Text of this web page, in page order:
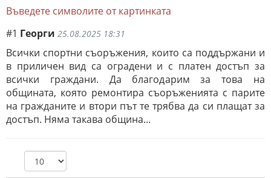
Въведете символите от картинката
#1 Георги 25.08.2025 18:31
Всички спортни съоръжения, които са поддържани и
в приличен вид са оградени и с платен достъп за
всички граждани. Да благодарим за това на
общината, която ремонтира съоръженията с парите
на гражданите и втори път те трябва да си плащат за
достъп. Няма такава община...